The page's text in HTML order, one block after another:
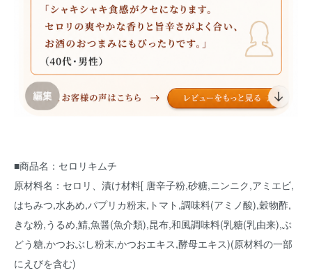
■商品名：セロリキムチ
原材料名：セロリ、漬け材料[ 唐辛子粉,砂糖,ニンニク,アミエビ,
はちみつ,水あめ,パプリカ粉末,トマト,調味料(アミノ酸),穀物酢,
きな粉,うるめ,鯖,魚醤(魚介類),昆布,和風調味料(乳糖(乳由来),ぶ
どう糖,かつおぶし粉末,かつおエキス,酵母エキス)(原材料の一部
にえびを含む)